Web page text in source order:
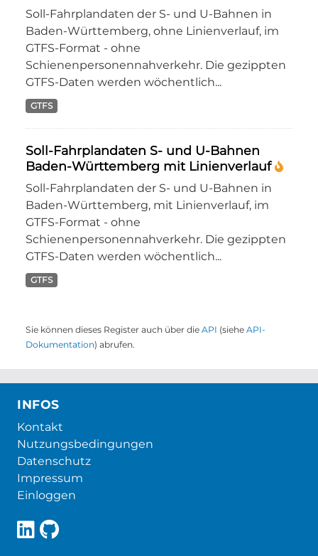
Soll-Fahrplandaten der S- und U-Bahnen in
Baden-Württemberg, ohne Linienverlauf, im
GTFS-Format - ohne
Schienenpersonennahverkehr. Die gezippten
GTFS-Daten werden wöchentlich...
GTFS
Soll-Fahrplandaten S- und U-Bahnen
Baden-Württemberg mit Linienverlauf
Soll-Fahrplandaten der S- und U-Bahnen in
Baden-Württemberg, mit Linienverlauf, im
GTFS-Format - ohne
Schienenpersonennahverkehr. Die gezippten
GTFS-Daten werden wöchentlich...
GTFS
Sie können dieses Register auch über die API (siehe API-
Dokumentation) abrufen.
INFOS
Kontakt
Nutzungsbedingungen
Datenschutz
Impressum
Einloggen